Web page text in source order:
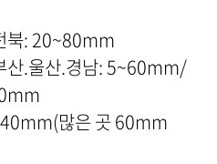
북: 20~80mm
산.울산.경남: 5~60mm/
많은 곳 60mm